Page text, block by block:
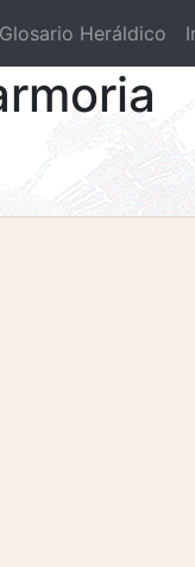
Glosario Heráldico